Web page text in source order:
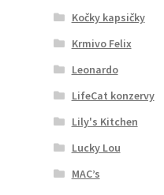
Kočky kapsičky
Krmivo Felix
Leonardo
LifeCat konzervy
Lily's Kitchen
Lucky Lou
MAC’s